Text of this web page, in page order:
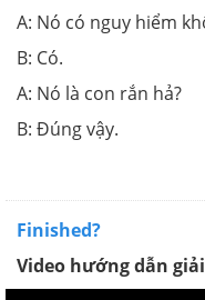
A: Nó có nguy hiểm
B: Có.
A: Nó là con rắn hả?
B: Đúng vậy.
Finished?
Video hướng dẫn giải